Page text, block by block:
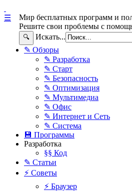
Мир бесплатных программ и
Решите свои проблемы с
🔍 Искать...
☰
✎ Обзоры
✎ Разработка
✎ Старт
✎ Безопасность
✎ Оптимизация
✎ Мультимедиа
✎ Офис
✎ Интернет и Сеть
✎ Система
💾 Программы
Разработка
§§ Код
✎ Статьи
⚡ Советы
⚡ Браузер